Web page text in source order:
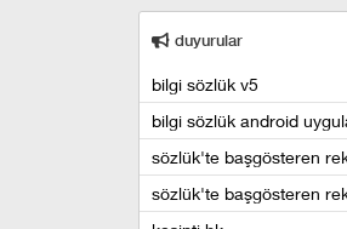
duyurular
bilgi sözlük v5
bilgi sözlük android
sözlük'te başgösteren
sözlük'te başgösteren